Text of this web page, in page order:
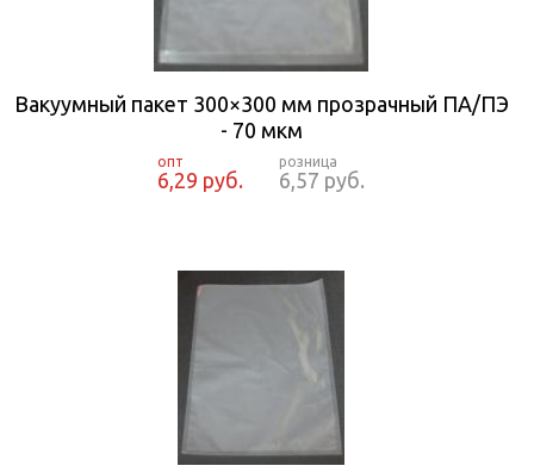
Вакуумный пакет 300×300 мм прозрачный ПА/ПЭ
- 70 мкм
6,29 руб. 6,57 руб.